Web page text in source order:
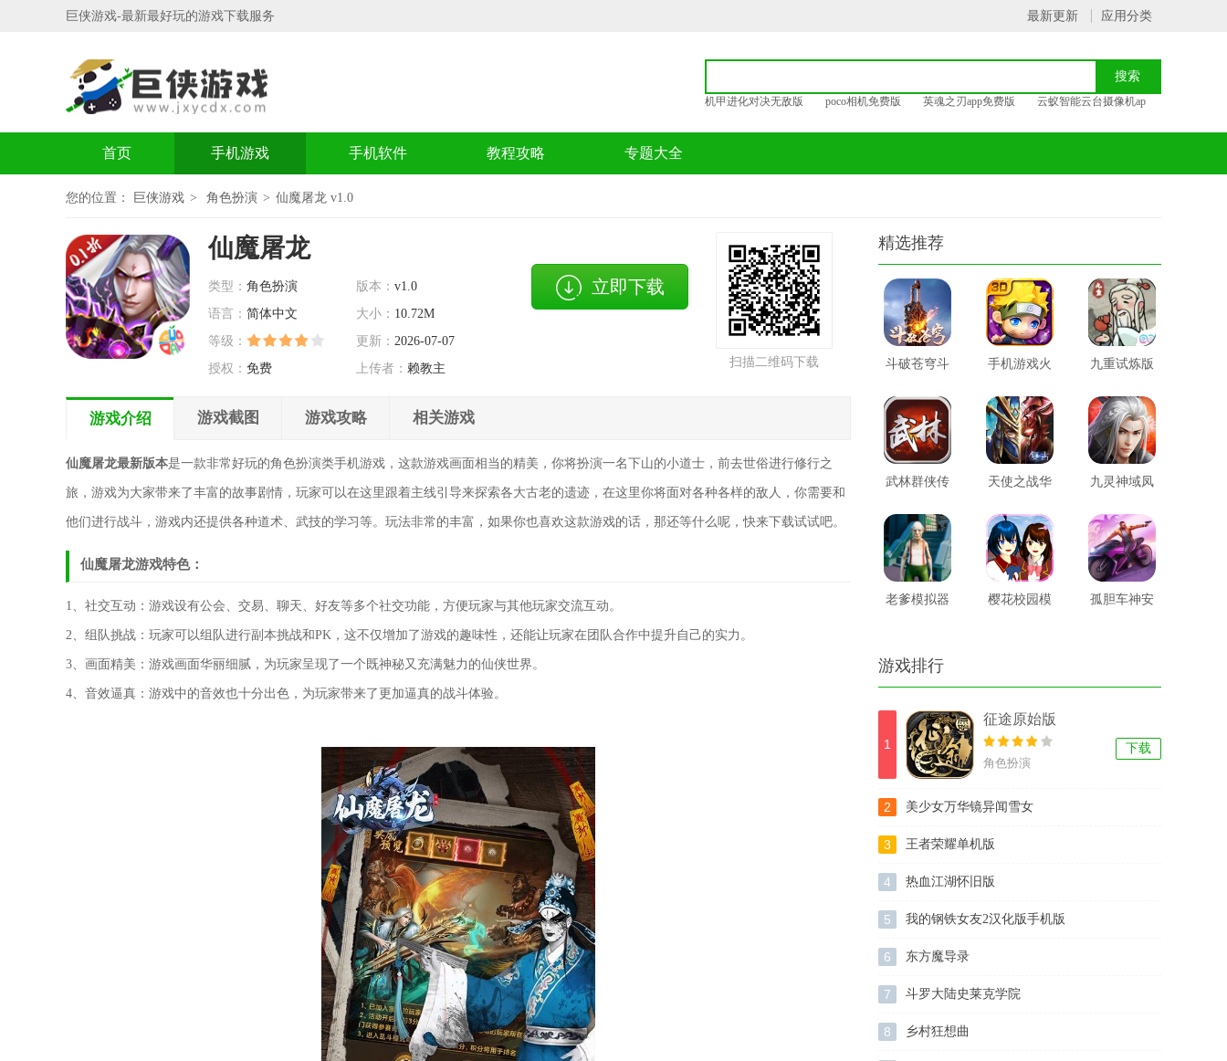
巨侠游戏-最新最好玩的游戏下载服务 最新更新 应用分类
机甲进化对决无敌版 poco相机免费版 英魂之刃app免费版
云蚁智能云台摄像机ap
首页 手机游戏 手机软件 教程攻略 专题大全
您的位置： 巨侠游戏 角色扮演 仙魔屠龙 v1.0
仙魔屠龙
类型： 角色扮演 版本： v1.0
语言： 简体中文 大小： 10.72M
等级：
更新： 2026-07-07
授权： 免费 上传者： 赖教主 扫描二维码下载
立即下载
游戏介绍 游戏截图 游戏攻略 相关游戏
仙魔屠龙最新版本是一款非常好玩的角色扮演类手机游戏，这款游戏画面相当的精美，你将扮演一名下山的小道士，前去世俗进行修行之
旅，游戏为大家带来了丰富的故事剧情，玩家可以在这里跟着主线引导来探索各大古老的遗迹，在这里你将面对各种各样的敌人，你需要和
他们进行战斗，游戏内还提供各种道术、武技的学习等。玩法非常的丰富，如果你也喜欢这款游戏的话，那还等什么呢，快来下载试试吧。
仙魔屠龙游戏特色：
1、社交互动：游戏设有公会、交易、聊天、好友等多个社交功能，方便玩家与其他玩家交流互动。
2、组队挑战：玩家可以组队进行副本挑战和PK，这不仅增加了游戏的趣味性，还能让玩家在团队合作中提升自己的实力。
3、画面精美：游戏画面华丽细腻，为玩家呈现了一个既神秘又充满魅力的仙侠世界。
4、音效逼真：游戏中的音效也十分出色，为玩家带来了更加逼真的战斗体验。
精选推荐
斗破苍穹斗
帝之路
手机游戏火
影世界
九重试炼版
武林群侠传
手游官网版
天使之战华
为版
九灵神域凤
凰令手游官
网版
老爹模拟器 樱花校园模 孤胆车神安
游戏排行
1
征途原始版
角色扮演
下载
2 美少女万华镜异闻雪女
3 王者荣耀单机版
4 热血江湖怀旧版
5 我的钢铁女友2汉化版手机版
6 东方魔导录
7 斗罗大陆史莱克学院
8 乡村狂想曲